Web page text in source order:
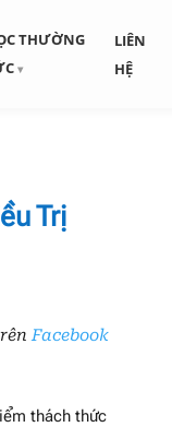
THƯỜNG
LIÊN
HỆ
Trị
Facebook
thách thức